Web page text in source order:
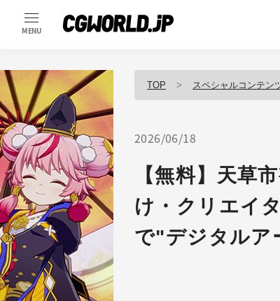
MENU
TOP スペシャルコンテン
2026/06/18
【無料】天草
け・クリエイ
で"デジタルア